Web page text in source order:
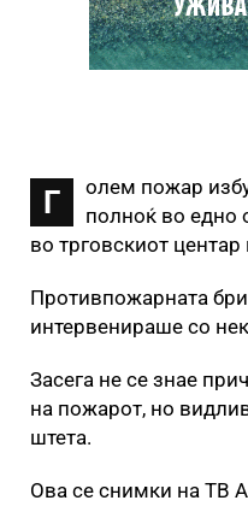
Г
олем пожар
полноќ во едно
во трговскиот
Противпожарната
интервенираше со
Засега не се знае
на пожарот, но
штета.
Ова се снимки на ТВ